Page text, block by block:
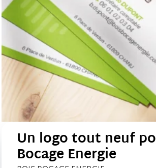
Un logo tout neuf
Bocage Energie